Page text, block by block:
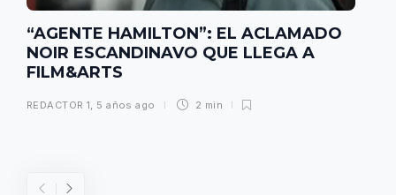
“AGENTE HAMILTON”: EL ACLAMADO
NOIR ESCANDINAVO QUE LLEGA A
FILM&ARTS
REDACTOR 1, 5 años ago 2 min